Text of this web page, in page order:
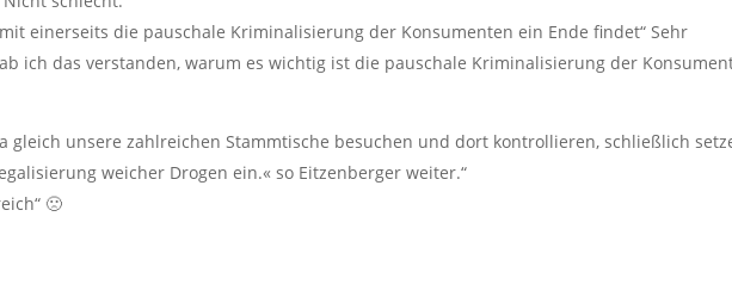
einerseits die pauschale Kriminalisierung der Konsumenten ein Ende findet“ Sehr
ich das verstanden, warum es wichtig ist die pauschale Kriminalisierung der
gleich unsere zahlreichen Stammtische besuchen und dort kontrollieren, schließlich
weicher Drogen ein.« so Eitzenberger weiter.“
🙁